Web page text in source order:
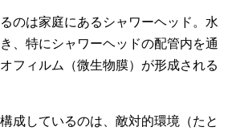
のは家庭にあるシャワーヘッド。水
、特にシャワーヘッドの配管内を通
フィルム（微生物膜）が形成される
成しているのは、敵対的環境（たと